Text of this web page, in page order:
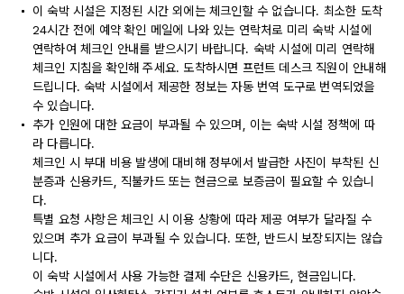
이 숙박 시설은 지정된 시간 외에는 체크인할 수 없습니다. 최소한 도착
24시간 전에 예약 확인 메일에 나와 있는 연락처로 미리 숙박 시설에
연락하여 체크인 안내를 받으시기 바랍니다. 숙박 시설에 미리 연락해
체크인 지침을 확인해 주세요. 도착하시면 프런트 데스크 직원이 안내해
드립니다. 숙박 시설에서 제공한 정보는 자동 번역 도구로 번역되었을
수 있습니다.
추가 인원에 대한 요금이 부과될 수 있으며, 이는 숙박 시설 정책에 따
라 다릅니다.
체크인 시 부대 비용 발생에 대비해 정부에서 발급한 사진이 부착된 신
분증과 신용카드, 직불카드 또는 현금으로 보증금이 필요할 수 있습니
다.
특별 요청 사항은 체크인 시 이용 상황에 따라 제공 여부가 달라질 수
있으며 추가 요금이 부과될 수 있습니다. 또한, 반드시 보장되지는 않습
니다.
이 숙박 시설에서 사용 가능한 결제 수단은 신용카드, 현금입니다.